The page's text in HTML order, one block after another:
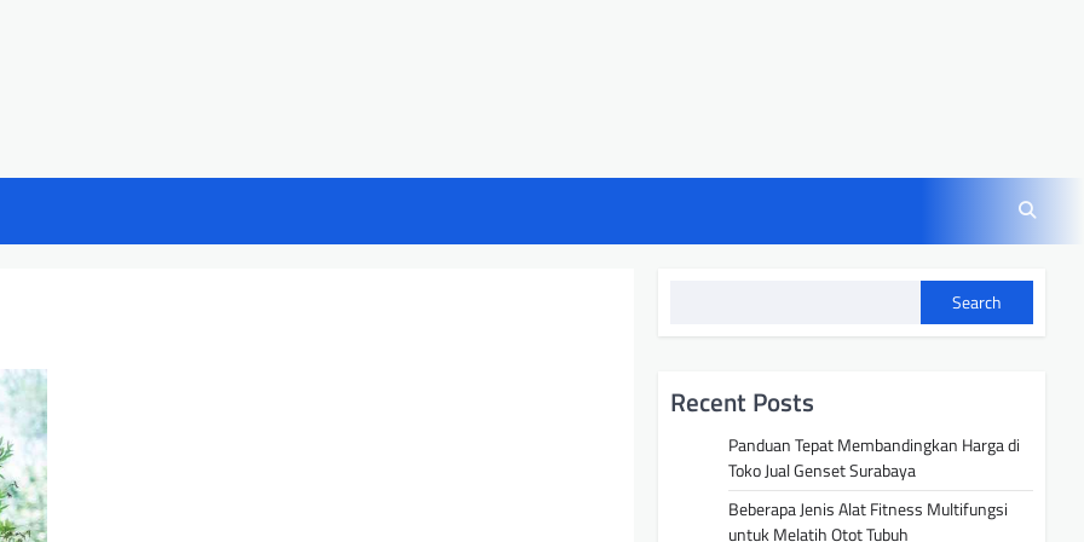
Search
Recent Posts
Panduan Tepat Membandingkan Harga di
Toko Jual Genset Surabaya
Beberapa Jenis Alat Fitness Multifungsi
untuk Melatih Otot Tubuh